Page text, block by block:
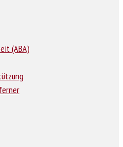
(ABA)